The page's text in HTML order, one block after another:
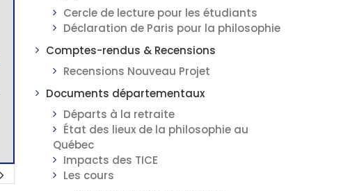
Cercle de lecture pour les étudiants
Déclaration de Paris pour la philosophie
Comptes-rendus & Recensions
Recensions Nouveau Projet
Documents départementaux
Départs à la retraite
État des lieux de la philosophie au
Québec
Impacts des TICE
Les cours